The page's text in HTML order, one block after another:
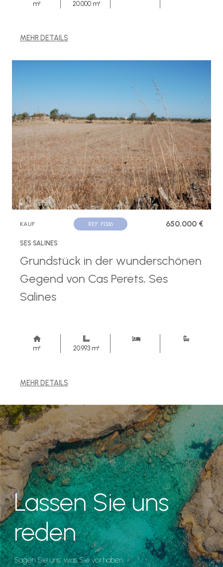
m² 20.000 m²
MEHR DETAILS
KAUF REF. F1336 650.000 €
SES SALINES
Grundstück in der wunderschönen
Gegend von Cas Perets, Ses
Salines
m² 20.993 m²
MEHR DETAILS
Lassen Sie uns
reden
Sagen Sie uns, was Sie vorhaben